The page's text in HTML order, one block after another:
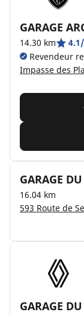
GARAGE
14.30 km
Revendeur
Impasse des
GARAGE
16.04 km
GARAGE